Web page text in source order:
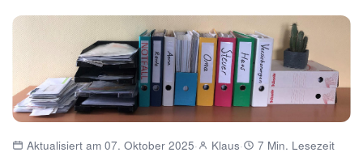
Aktualisiert am 07. Oktober 2025· Klaus· 7 Min. Lesezeit